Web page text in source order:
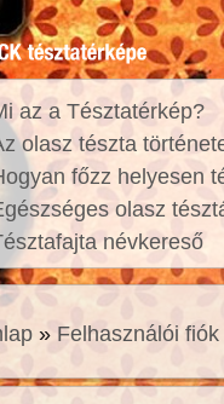
az a Tésztatérkép?
olasz tészta
főzz helyesen
olasz
névkereső
» Felhasználói fiók